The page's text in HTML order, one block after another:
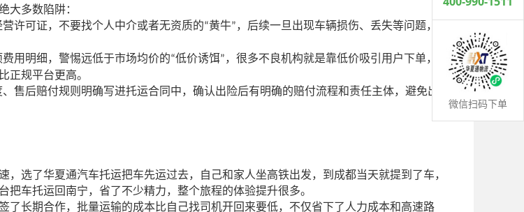
大多数陷阱：
许可证，不要找个人中介或者无资质的“黄牛”，后续一旦出现车辆损伤、丢失等问题，
用明细，警惕远低于市场均价的“低价诱饵”，很多不良机构就是靠低价吸引用户下单，
正规平台更高。
售后赔付规则明确写进托运合同中，确认出险后有明确的赔付流程和责任主体，避免出
选了华夏通汽车托运把车先运过去，自己和家人坐高铁出发，到成都当天就提到了车，
车托运回南宁，省了不少精力，整个旅程的体验提升很多。
长期合作，批量运输的成本比自己找司机开回来要低，不仅省下了人力成本和高速路
微信扫码下单